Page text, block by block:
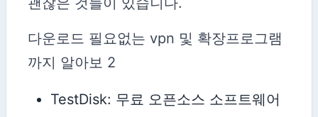
다운로드 필요없는 vpn 및 확장프로그램
까지 알아보 2
TestDisk: 무료 오픈소스 소프트웨어